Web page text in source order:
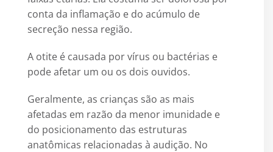
conta da inflamação e do acúmulo de
secreção nessa região.
A otite é causada por vírus ou bactérias e
pode afetar um ou os dois ouvidos.
Geralmente, as crianças são as mais
afetadas em razão da menor imunidade e
do posicionamento das estruturas
anatômicas relacionadas à audição. No